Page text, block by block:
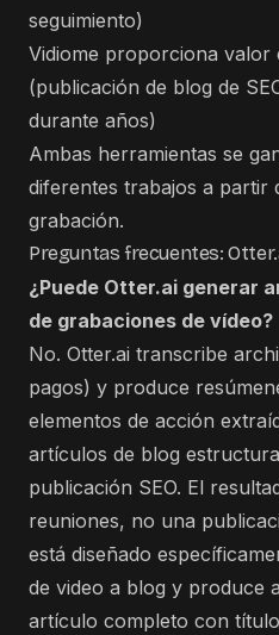
seguimiento)
Vidiome proporciona
(publicación de blog de
durante años)
Ambas herramientas se
diferentes trabajos a partir
grabación.
Preguntas frecuentes:
¿Puede Otter.ai generar
de grabaciones de vídeo?
No. Otter.ai transcribe
pagos) y produce
elementos de acción
artículos de blog
publicación SEO. El
reuniones, no una
está diseñado
de video a blog y produce
artículo completo con